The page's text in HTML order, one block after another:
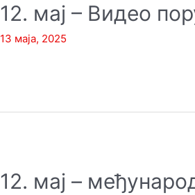
12. мај – Видео
13 маја, 2025
12. мај –